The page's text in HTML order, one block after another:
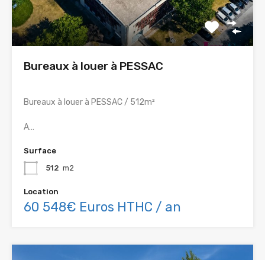
Bureaux à louer à PESSAC
Bureaux à louer à PESSAC / 512m²
A…
Surface
512 m2
Location
60 548€ Euros HTHC / an